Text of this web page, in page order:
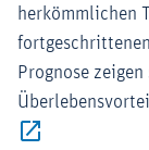
herkömmlichen
Prognose